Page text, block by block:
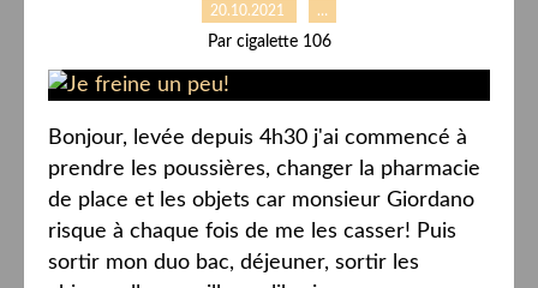
20.10.2021 …
Par cigalette 106
Bonjour, levée depuis 4h30 j'ai commencé à
prendre les poussières, changer la pharmacie
de place et les objets car monsieur Giordano
risque à chaque fois de me les casser! Puis
sortir mon duo bac, déjeuner, sortir les